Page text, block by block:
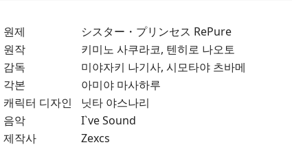
원제
シスター・プリンセス RePure
원작
키미노 사쿠라코, 텐히로 나오토
감독
미야자키 나기사, 시모타야 츠바메
각본
아미야 마사하루
캐릭터 디자인
닛타 야스나리
음악
I`ve Sound
제작사
Zexcs